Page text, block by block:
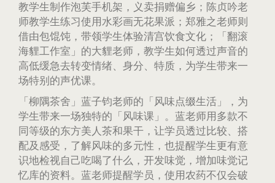
教学生制作泡芙手机架，义卖捐赠偏乡；陈贞吟老
师教学生练习使用水彩画无花果派；郑雅之老师则
借由包馄饨，带领学生体验清宫饮食文化；「翻滚
海貍工作室」的大貍老师，教学生如何透过声音的
高低缓急去转变情绪、身分、特质，为学生带来一
场特别的声优课。
「柳隅茶舍」蓝子钧老师的「风味点缀生活」，为
学生带来一场独特的「风味课」。蓝老师用多款不
同等级的东方美人茶和果干，让学员透过比较、搭
配及感受，了解风味的多元性，也提醒学生更有意
识地检视自己吃喝了什么，开发味觉，增加味觉记
忆库的资料。蓝老师提醒学员，使用农药不仅会破